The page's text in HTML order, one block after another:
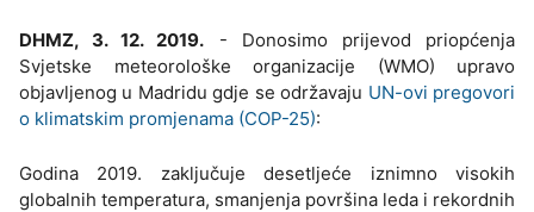
DHMZ, 3. 12. 2019. - Donosimo prijevod priopćenja
Svjetske meteorološke organizacije (WMO) upravo
objavljenog u Madridu gdje se održavaju UN-ovi pregovori
o klimatskim promjenama (COP-25):
Godina 2019. zaključuje desetljeće iznimno visokih
globalnih temperatura, smanjenja površina leda i rekordnih